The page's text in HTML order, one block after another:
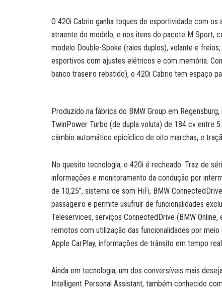
O 420i Cabrio ganha toques de esportividade com
atraente do modelo, e nos itens do pacote M Sport,
modelo Double-Spoke (raios duplos), volante e
esportivos com ajustes elétricos e com memória.
banco traseiro rebatido), o 420i Cabrio tem espaço
Produzido na fábrica do BMW Group em
TwinPower Turbo (de dupla voluta) de 184 cv entre
câmbio automático epicíclico de oito marchas, e
No quesito tecnologia, o 420i é recheado. Traz de
informações e monitoramento da condução por
de 10,25”, sistema de som HiFi, BMW
passageiro e permite usufruir de funcionalidades
Teleservices, serviços ConnectedDrive (BMW
remotos com utilização das funcionalidades por
Apple CarPlay, informações de trânsito em tempo
Ainda em tecnologia, um dos conversíveis mais
Intelligent Personal Assistant, também conhecido